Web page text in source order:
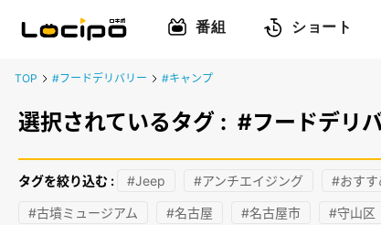
番組 ショート
TOP #フードデリバリー #キャンプ
選択されているタグ : #フードデリ
タグを絞り込む : #Jeep #アンチエイジング #おすす
#古墳ミュージアム #名古屋 #名古屋市 #守山区